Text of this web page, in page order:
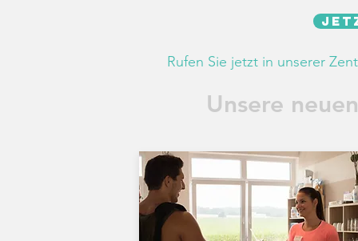
Rufen Sie jetzt in unserer
Unsere